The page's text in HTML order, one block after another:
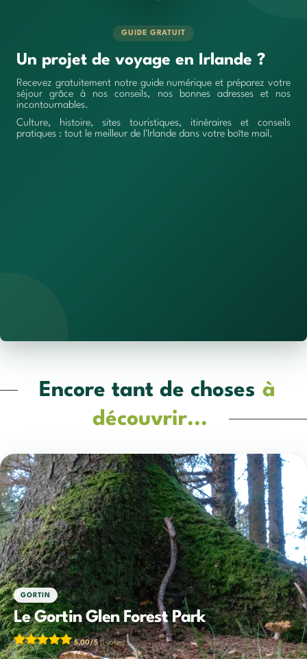
GUIDE GRATUIT
Un projet de voyage en Irlande ?
Recevez gratuitement notre guide numérique et préparez votre
séjour grâce à nos conseils, nos bonnes adresses et nos
incontournables.
Culture, histoire, sites touristiques, itinéraires et conseils
pratiques : tout le meilleur de l'Irlande dans votre boîte mail.
Encore tant de choses à
découvrir...
GORTIN
Le Gortin Glen Forest Park
5,00/5(1 votes)